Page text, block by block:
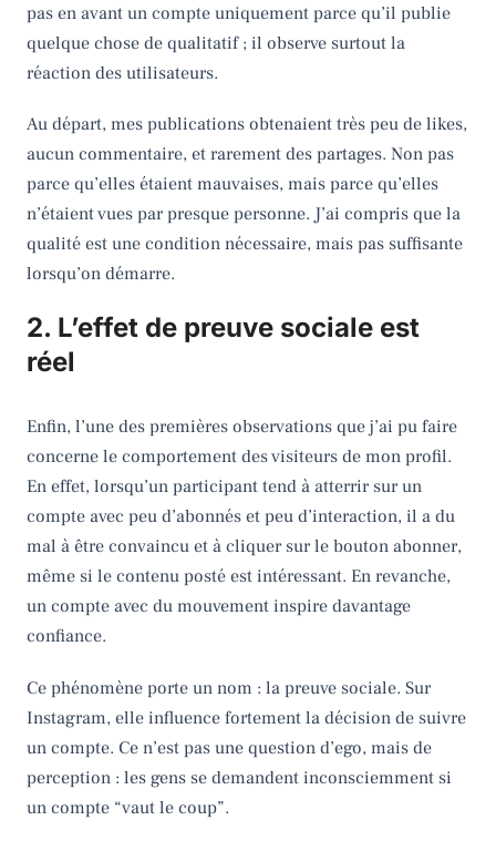
pas en avant un compte uniquement parce qu’il publie
quelque chose de qualitatif ; il observe surtout la
réaction des utilisateurs.
Au départ, mes publications obtenaient très peu de likes,
aucun commentaire, et rarement des partages. Non pas
parce qu’elles étaient mauvaises, mais parce qu’elles
n’étaient vues par presque personne. J’ai compris que la
qualité est une condition nécessaire, mais pas suffisante
lorsqu’on démarre.
2. L’effet de preuve sociale est
réel
Enfin, l’une des premières observations que j’ai pu faire
concerne le comportement des visiteurs de mon profil.
En effet, lorsqu’un participant tend à atterrir sur un
compte avec peu d’abonnés et peu d’interaction, il a du
mal à être convaincu et à cliquer sur le bouton abonner,
même si le contenu posté est intéressant. En revanche,
un compte avec du mouvement inspire davantage
confiance.
Ce phénomène porte un nom : la preuve sociale. Sur
Instagram, elle influence fortement la décision de suivre
un compte. Ce n’est pas une question d’ego, mais de
perception : les gens se demandent inconsciemment si
un compte “vaut le coup”.